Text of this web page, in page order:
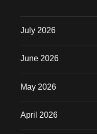
July 2026
June 2026
May 2026
April 2026